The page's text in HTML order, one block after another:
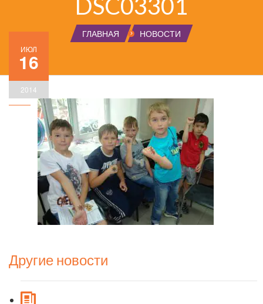
DSC03301
ГЛАВНАЯ НОВОСТИ
ИЮЛ
16
2014
Другие новости